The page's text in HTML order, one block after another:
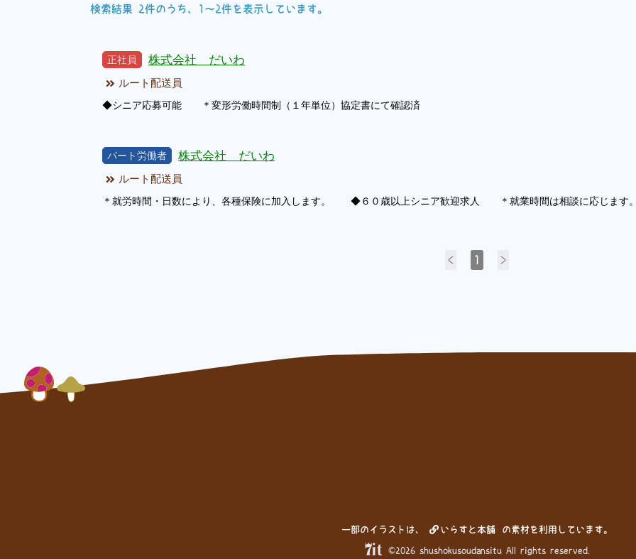
検索結果 2件のうち、1～2件を表示しています。
正社員 株式会社 だいわ
ルート配送員
◆シニア応募可能 ＊変形労働時間制（１年単位）協定書にて確認済
パート労働者 株式会社 だいわ
ルート配送員
＊就労時間・日数により、各種保険に加入します。 ◆６０歳以上シニア歓迎求人 ＊就業時間は相談に応じます
< 1 >
一部のイラストは、 いらすと本舗 の素材を利用しています。
©2026 shushokusoudansitu All rights reserved.